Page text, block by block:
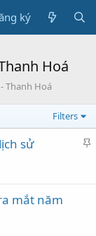
ký
Hoá
Thanh Hoá
Filters
C
sử
mắt năm